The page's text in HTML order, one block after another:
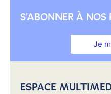
S'ABONNER À NOS
Je
ESPACE